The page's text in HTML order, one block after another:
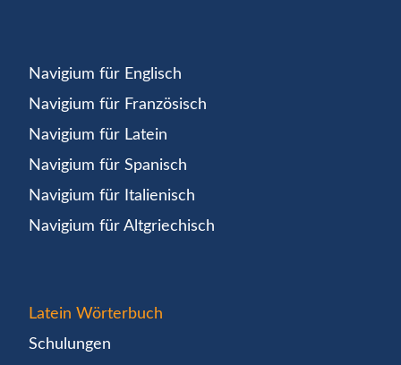
Navigium für Englisch
Navigium für Französisch
Navigium für Latein
Navigium für Spanisch
Navigium für Italienisch
Navigium für Altgriechisch
Latein Wörterbuch
Schulungen